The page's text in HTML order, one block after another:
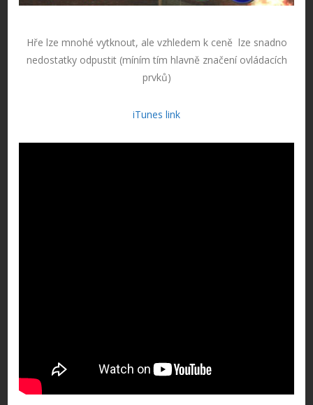
Hře lze mnohé vytknout, ale vzhledem k ceně lze snadno
nedostatky odpustit (míním tím hlavně značení ovládacích
prvků)
iTunes link